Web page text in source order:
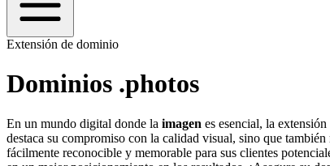
Extensión de dominio
Dominios .photos
En un mundo digital donde la imagen es esencial, la
destaca su compromiso con la calidad visual, sino que también
fácilmente reconocible y memorable para sus clientes